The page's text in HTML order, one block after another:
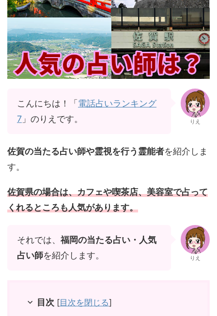
こんにちは！「電話占いランキング
7 」のりえです。 りえ
佐賀の当たる占い師や霊視を行う霊能者を紹介しま
す。
佐賀県の場合は、カフェや喫茶店、美容室で占って
くれるところも人気があります。
それでは、 福岡の当たる占い・人気
占い師を紹介します。 りえ
目次 [目次を閉じる]